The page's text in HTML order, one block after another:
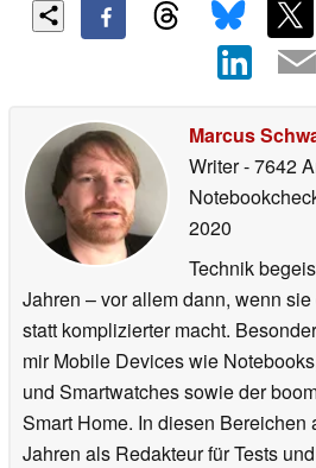
Marcus
Writer- 7642
2020
Technik
Jahren – vor allem dann, wenn
statt komplizierter macht.
mir Mobile Devices wie
und Smartwatches sowie der
Smart Home. In diesen Bereichen
Jahren als Redakteur für Tests